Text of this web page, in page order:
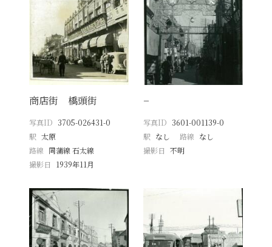
商店街 橋頭街
写真ID 3705-026431-0
駅 太原
路線 同蒲線 石太線
撮影日
1939年11月
−
写真ID 3601-001139-0
駅 なし 路線 なし
撮影日 不明